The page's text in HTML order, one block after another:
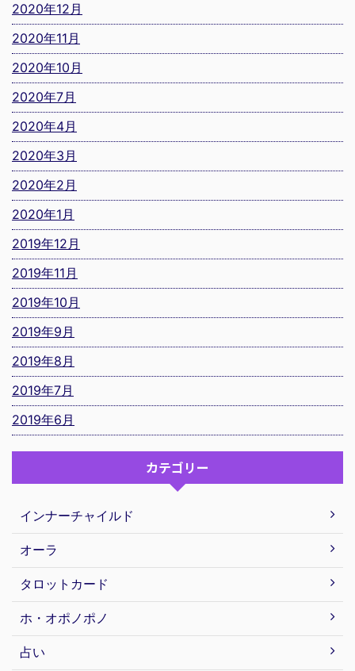
2020年12月
2020年11月
2020年10月
2020年7月
2020年4月
2020年3月
2020年2月
2020年1月
2019年12月
2019年11月
2019年10月
2019年9月
2019年8月
2019年7月
2019年6月
カテゴリー
インナーチャイルド
オーラ
タロットカード
ホ・オポノポノ
占い